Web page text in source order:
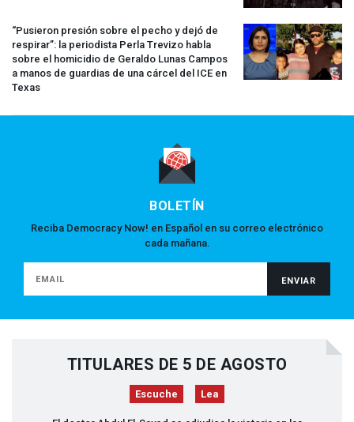
“Pusieron presión sobre el pecho y dejó de
respirar”: la periodista Perla Trevizo habla
sobre el homicidio de Geraldo Lunas Campos
a manos de guardias de una cárcel del ICE en
Texas
BOLETÍN
Reciba Democracy Now! en Español en su correo electrónico
cada mañana.
TITULARES DE 5 DE AGOSTO
Escuche Lea